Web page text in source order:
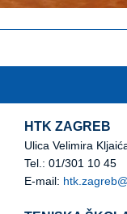
HTK ZAGREB
Ulica Velimira
Tel.: 01/301 10 45
E-mail: